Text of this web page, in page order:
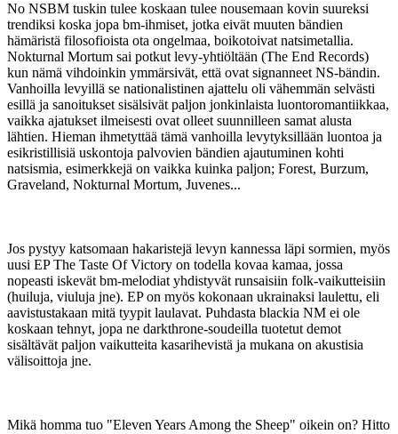
No NSBM tuskin tulee koskaan tulee nousemaan kovin suureksi
trendiksi koska jopa bm-ihmiset, jotka eivät muuten bändien
hämäristä filosofioista ota ongelmaa, boikotoivat natsimetallia.
Nokturnal Mortum sai potkut levy-yhtiöltään (The End Records)
kun nämä vihdoinkin ymmärsivät, että ovat signanneet NS-bändin.
Vanhoilla levyillä se nationalistinen ajattelu oli vähemmän selvästi
esillä ja sanoitukset sisälsivät paljon jonkinlaista luontoromantiikkaa,
vaikka ajatukset ilmeisesti ovat olleet suunnilleen samat alusta
lähtien. Hieman ihmetyttää tämä vanhoilla levytyksillään luontoa ja
esikristillisiä uskontoja palvovien bändien ajautuminen kohti
natsismia, esimerkkejä on vaikka kuinka paljon; Forest, Burzum,
Graveland, Nokturnal Mortum, Juvenes...
Jos pystyy katsomaan hakaristejä levyn kannessa läpi sormien, myös
uusi EP The Taste Of Victory on todella kovaa kamaa, jossa
nopeasti iskevät bm-melodiat yhdistyvät runsaisiin folk-vaikutteisiin
(huiluja, viuluja jne). EP on myös kokonaan ukrainaksi laulettu, eli
aavistustakaan mitä tyypit laulavat. Puhdasta blackia NM ei ole
koskaan tehnyt, jopa ne darkthrone-soudeilla tuotetut demot
sisältävät paljon vaikutteita kasarihevistä ja mukana on akustisia
välisoittoja jne.
Mikä homma tuo "Eleven Years Among the Sheep" oikein on? Hitto